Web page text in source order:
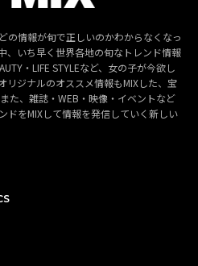
の情報が旬で正しいのかわからなくなっ
、いち早く世界各地の旬なトレンド情報
・LIFE STYLEなど、女の子が今欲し
リジナルのオススメ情報もMIXした、宝
た、雑誌・WEB・映像・イベントなど
ドをMIXして情報を発信していく新しい